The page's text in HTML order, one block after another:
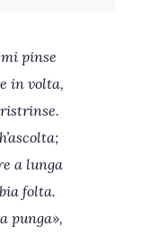
pinse
in volta,
a lunga
folta.
punga»,